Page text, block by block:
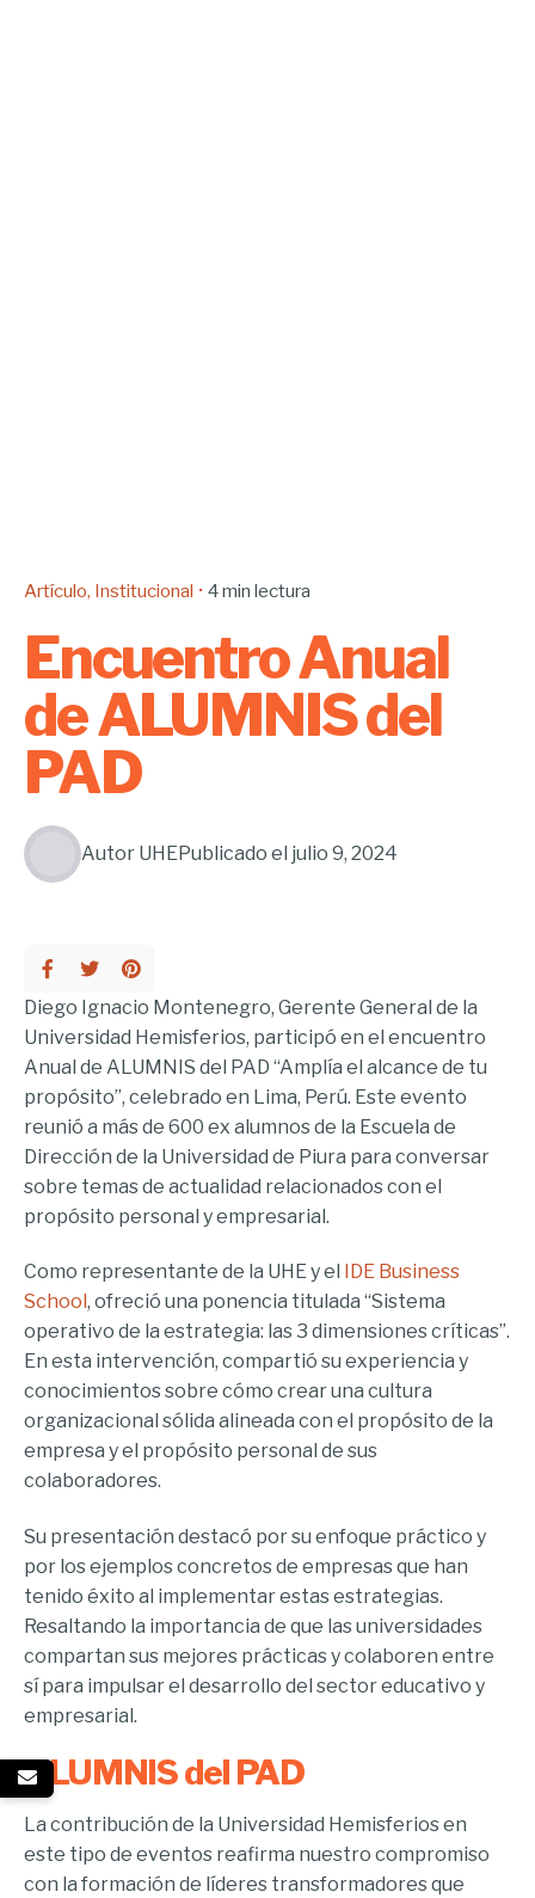
Artículo Institucional 4 min lectura
Encuentro Anual
de ALUMNIS del
PAD
Autor UHEPublicado el julio 9, 2024
Diego Ignacio Montenegro, Gerente General de la
Universidad Hemisferios, participó en el encuentro
Anual de ALUMNIS del PAD “Amplía el alcance de tu
propósito”, celebrado en Lima, Perú. Este evento
reunió a más de 600 ex alumnos de la Escuela de
Dirección de la Universidad de Piura para conversar
sobre temas de actualidad relacionados con el
propósito personal y empresarial.
Como representante de la UHE y el IDE Business
School, ofreció una ponencia titulada “Sistema
operativo de la estrategia: las 3 dimensiones críticas”.
En esta intervención, compartió su experiencia y
conocimientos sobre cómo crear una cultura
organizacional sólida alineada con el propósito de la
empresa y el propósito personal de sus
colaboradores.
Su presentación destacó por su enfoque práctico y
por los ejemplos concretos de empresas que han
tenido éxito al implementar estas estrategias.
Resaltando la importancia de que las universidades
compartan sus mejores prácticas y colaboren entre
sí para impulsar el desarrollo del sector educativo y
empresarial.
ALUMNIS del PAD
La contribución de la Universidad Hemisferios en
este tipo de eventos reafirma nuestro compromiso
con la formación de líderes transformadores que